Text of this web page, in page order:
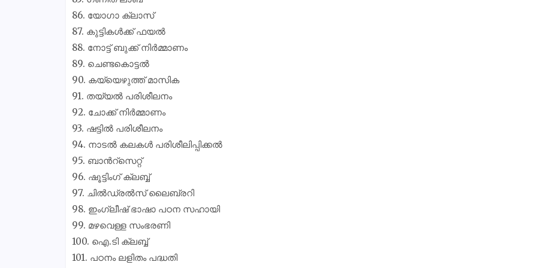
86. യോഗാ ക്ലാസ്
87. കുട്ടികൾക്ക് ഫയൽ
88. നോട്ട് ബുക്ക് നിർമ്മാണം
89. ചെണ്ടകൊട്ടൽ
90. കയ്യെഴുത്ത് മാസിക
91. തയ്യൽ പരിശീലനം
92. ചോക്ക് നിർമ്മാണം
93. ഷട്ടിൽ പരിശീലനം
94. നാടൽ കലകൾ പരിശീലിപ്പിക്കൽ
95. ബാൻറ്സെറ്റ്
96. ഷൂട്ടിംഗ് ക്ലബ്ബ്
97. ചിൽഡ്രൽസ് ലൈബ്രറി
98. ഇംഗ്ലീഷ് ഭാഷാ പഠന സഹായി
99. മഴവെള്ള സംഭരണി
100. ഐ.ടി ക്ലബ്ബ്
101. പഠനം ലളിതം പദ്ധതി